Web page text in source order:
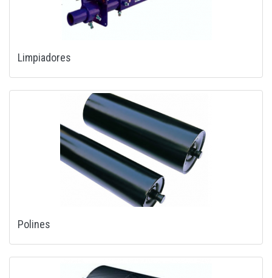
Limpiadores
Polines